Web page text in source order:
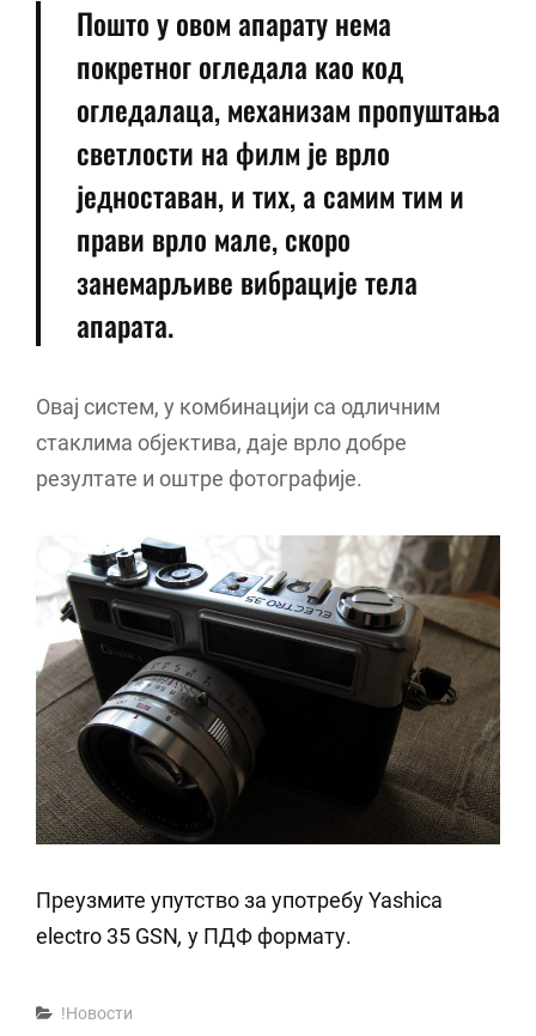
Пошто у овом апарату нема
покретног огледала као код
огледалаца, механизам пропуштања
светлости на филм је врло
једноставан, и тих, а самим тим и
прави врло мале, скоро
занемарљиве вибрације тела
апарата.
Овај систем, у комбинацији са одличним
стаклима објектива, даје врло добре
резултате и оштре фотографије.
Преузмите упутство за употребу Yashica
electro 35 GSN, у ПДФ формату.
Categories
!Новости